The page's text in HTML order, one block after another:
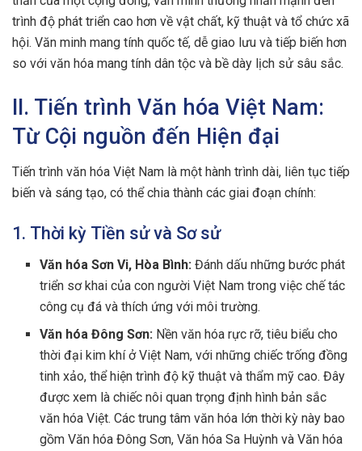
trình độ phát triển cao hơn về vật chất, kỹ thuật và tổ chức xã
hội. Văn minh mang tính quốc tế, dễ giao lưu và tiếp biến hơn
so với văn hóa mang tính dân tộc và bề dày lịch sử sâu sắc.
II. Tiến trình Văn hóa Việt Nam:
Từ Cội nguồn đến Hiện đại
Tiến trình văn hóa Việt Nam là một hành trình dài, liên tục tiếp
biến và sáng tạo, có thể chia thành các giai đoạn chính:
1. Thời kỳ Tiền sử và Sơ sử
Văn hóa Sơn Vi, Hòa Bình: Đánh dấu những bước phát
triển sơ khai của con người Việt Nam trong việc chế tác
công cụ đá và thích ứng với môi trường.
Văn hóa Đông Sơn: Nền văn hóa rực rỡ, tiêu biểu cho
thời đại kim khí ở Việt Nam, với những chiếc trống đồng
tinh xảo, thể hiện trình độ kỹ thuật và thẩm mỹ cao. Đây
được xem là chiếc nôi quan trọng định hình bản sắc
văn hóa Việt. Các trung tâm văn hóa lớn thời kỳ này bao
gồm Văn hóa Đông Sơn, Văn hóa Sa Huỳnh và Văn hóa